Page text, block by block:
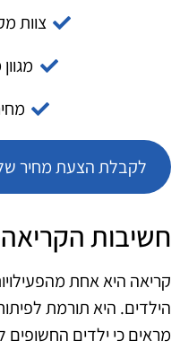
צוות
לקבלת הצעת מחיר
חשיבות הקריאה
קריאה היא אחת
הילדים. היא תורמת
מראים כי ילדים החשופים